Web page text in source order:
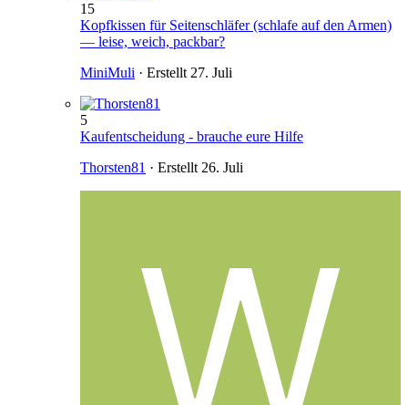
15
Kopfkissen für Seitenschläfer (schlafe auf den Armen)
— leise, weich, packbar?
MiniMuli · Erstellt27. Juli
5
Kaufentscheidung - brauche eure Hilfe
Thorsten81 · Erstellt26. Juli